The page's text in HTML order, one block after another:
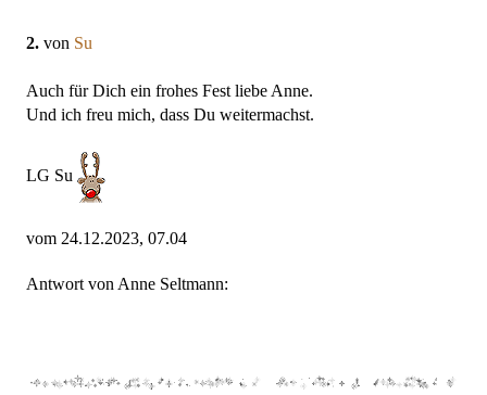
2. von Su
Auch für Dich ein frohes Fest liebe Anne.
Und ich freu mich, dass Du weitermachst.
LG Su
vom 24.12.2023, 07.04
Antwort von Anne Seltmann: